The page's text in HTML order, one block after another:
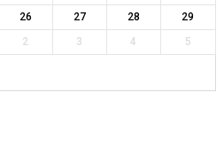
26 27 28
29
2 3 4 5